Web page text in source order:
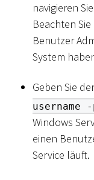
navigieren
Beachten
Benutzer
System
Geben Sie
username
Windows
einen
Service läuft.